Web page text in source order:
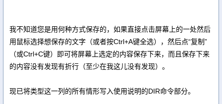
我不知道您是用何种方式保存的，如果直接点击屏幕上的一处然后
用鼠标选择想保存的文字（或者按Ctrl+A键全选），然后点“复制”
（或Ctrl+C键）即可将屏幕上选定的内容保存下来，而且保存下来
的内容没有发现有折行（至少在我这儿没有发现）。
现已将类型这一列的所有情形写入使用说明的DIR命令部分。